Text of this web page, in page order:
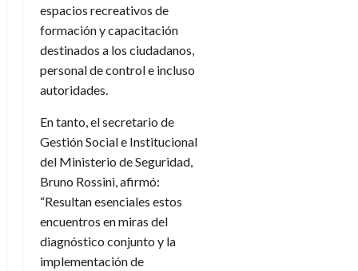
espacios recreativos de
formación y capacitación
destinados a los ciudadanos,
personal de control e incluso
autoridades.
En tanto, el secretario de
Gestión Social e Institucional
del Ministerio de Seguridad,
Bruno Rossini, afirmó:
“Resultan esenciales estos
encuentros en miras del
diagnóstico conjunto y la
implementación de